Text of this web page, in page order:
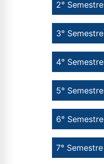
7° Semestre
6° Semestre
5° Semestre
4° Semestre
3° Semestre
2° Semestre